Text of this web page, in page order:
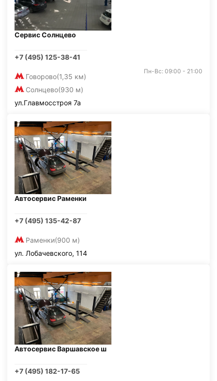
Сервис Солнцево
+7 (495) 125-38-41
Говорово(1,35 км)
Солнцево(930 м)
Пн-Вс: 09:00 - 21:00
ул.Главмосстроя 7а
Автосервис Раменки
+7 (495) 135-42-87
Раменки(900 м)
ул. Лобачевского, 114
Автосервис Варшавское ш
+7 (495) 182-17-65